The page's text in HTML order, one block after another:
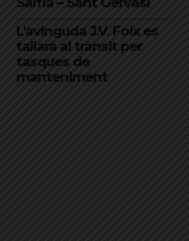
L’avinguda J.V. Foix es
tallarà al trànsit per
tasques de
manteniment